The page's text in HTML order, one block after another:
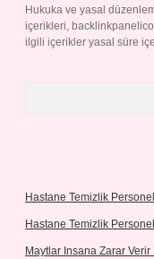
Hukuka ve yasal
içerikleri,
ilgili içerikler yasal süre
Hastane Temizlik
Hastane Temizlik
Maytlar Insana Zarar Verir